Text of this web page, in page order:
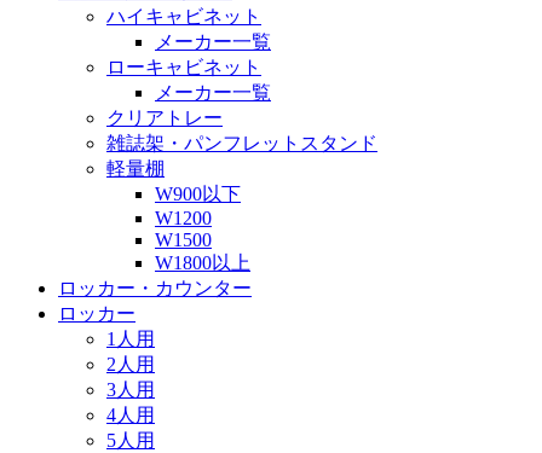
ハイキャビネット
メーカー一覧
ローキャビネット
メーカー一覧
クリアトレー
雑誌架・パンフレットスタンド
軽量棚
W900以下
W1200
W1500
W1800以上
ロッカー・カウンター
ロッカー
1人用
2人用
3人用
4人用
5人用